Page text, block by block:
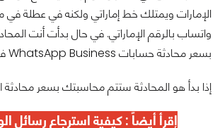
الإمارات ويمتلك خط إماراتي ولكنه في عطلة
واتساب بالرقم الإماراتي. في حال بدأت أنت
بسعر محادثة حسابات WhatsApp Business في مصر.
إذا بدأ هو المحادثة ستتم محاسبتك بسعر محادثة
إقرأ أيضاً :كيفية استرجاع رسائل